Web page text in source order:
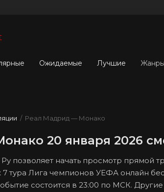
Ожидаемые Лучшие Жанры
/ Реал Мадрид — Монако
20 января 2026
Ру позволяет начать просмотр прямой
тура Лига чемпионов УЕФА онлайн
состоится в 23:00 по МСК.